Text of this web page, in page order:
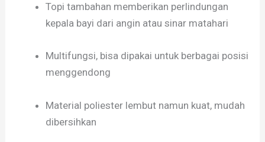
Topi tambahan memberikan perlindungan
kepala bayi dari angin atau sinar matahari
Multifungsi, bisa dipakai untuk berbagai posisi
menggendong
Material poliester lembut namun kuat, mudah
dibersihkan